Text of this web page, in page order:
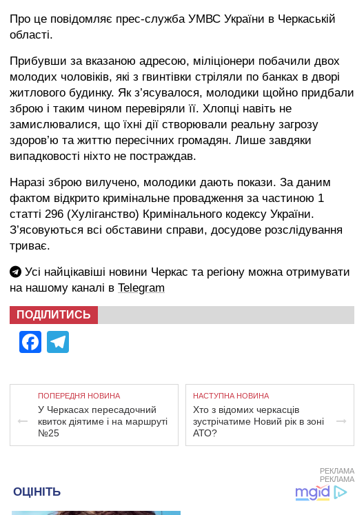
Про це повідомляє прес-служба УМВС України в Черкаській
області.
Прибувши за вказаною адресою, міліціонери побачили двох
молодих чоловіків, які з гвинтівки стріляли по банках в дворі
житлового будинку. Як з’ясувалося, молодики щойно придбали
зброю і таким чином перевіряли її. Хлопці навіть не
замислювалися, що їхні дії створювали реальну загрозу
здоров’ю та життю пересічних громадян. Лише завдяки
випадковості ніхто не постраждав.
Наразі зброю вилучено, молодики дають покази. За даним
фактом відкрито кримінальне провадження за частиною 1
статті 296 (Хуліганство) Кримінального кодексу України.
З’ясовуються всі обставини справи, досудове розслідування
триває.
Усі найцікавіші новини Черкас та регіону можна отримувати
на нашому каналі в Telegram
ПОДІЛИТИСЬ
Facebook
ПОПЕРЕДНЯ НОВИНА
У Черкасах пересадочний
квиток діятиме і на маршруті
№25
НАСТУПНА НОВИНА
Хто з відомих черкасців
зустрічатиме Новий рік в зоні
АТО?
РЕКЛАМА
РЕКЛАМА